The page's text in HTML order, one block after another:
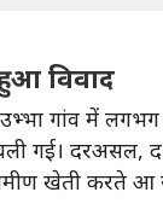
विवाद
उभ्भा गांव में
गई। दरअसल,
खेती करते आ